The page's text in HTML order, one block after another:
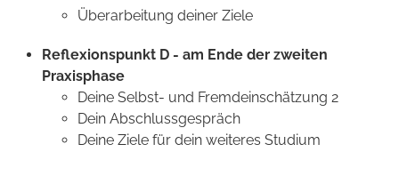
Überarbeitung deiner Ziele
Reflexionspunkt D - am Ende der zweiten
Praxisphase
Deine Selbst- und Fremdeinschätzung 2
Dein Abschlussgespräch
Deine Ziele für dein weiteres Studium